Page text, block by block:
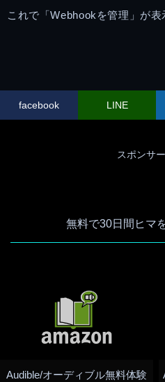
これで「Webhookを管理」が表
facebook LINE
スポンサ
無料で30日間ヒマ
Audible/オーディブル無料体験